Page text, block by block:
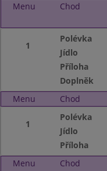
Menu Chod
1
Polévka
Jídlo
Příloha
Doplněk
Menu
Chod
1
Polévka
Jídlo
Příloha
Menu
Chod